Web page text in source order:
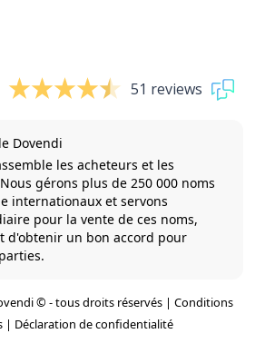
51 reviews
Dovendi
les acheteurs et les
gérons plus de 250 000 noms
internationaux et servons
pour la vente de ces noms,
d'obtenir un bon accord pour
© - tous droits réservés | Conditions
| Déclaration de confidentialité